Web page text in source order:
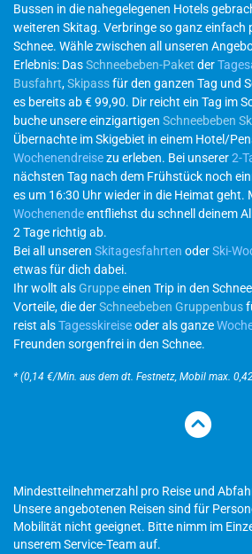
Bussen in die nahegelegenen Hotels
weiteren Skitag. Verbringe so ganz einfach
Schnee. Wähle zwischen all unseren
Erlebnis: DasSchneebeben-Paket der
Busfahrt,Skipassfür den ganzen Tag und
es bereits ab € 99,90. Dir reicht ein Tag im
buche unsere einzigartigen Schneebeben
Übernachte im Skigebiet in einem Hotel/
Wochenendreisezu erleben. Bei unserer2-
nächsten Tag nach dem Frühstück noch
es um 16:30 Uhr wieder in die Heimat geht.
Wochenendeentfliehst du schnell deinem
2 Tage richtig ab.
Bei all unseren Skitagesfahrten oderSki-
etwas für dich dabei.
Ihr wollt alsGruppeeinen Trip in den
Vorteile, die derSchneebeben Gruppenbus
reist alsTagesskireiseoder als ganze
Freunden sorgenfrei in den Schnee.
* (0,14 €/Min. aus dem dt. Festnetz, Mobil max.
Mindestteilnehmerzahl pro Reise und
Unsere angebotenen Reisen sind für
Mobilität nicht geeignet. Bitte nimm im
unserem Service-Team auf.